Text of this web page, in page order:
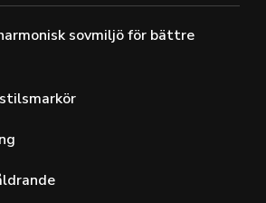
sovmiljö för bättre